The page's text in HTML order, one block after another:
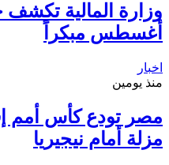
وزارة المالية
أغسطس مبكراً
اخبار
منذ يومين
مصر تودع كأس أمم
مزلة أمام نيجيريا